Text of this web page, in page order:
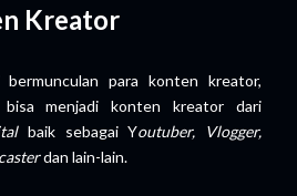
Kreator
para konten kreator,
bisa menjadi konten kreator dari
baik sebagai Youtuber, Vlogger,
dan lain-lain.